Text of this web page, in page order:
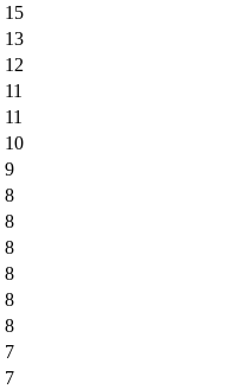
15
13
12
11
11
10
9
8
8
8
8
8
8
7
7